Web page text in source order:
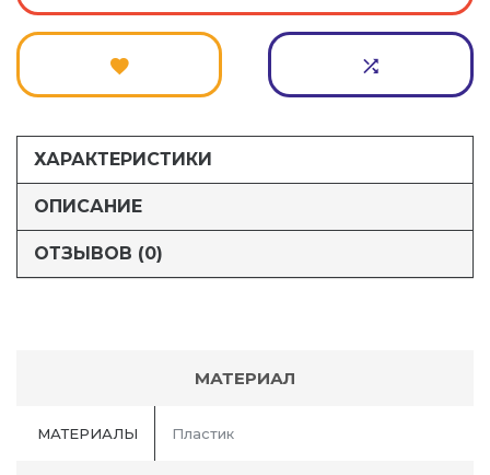
ХАРАКТЕРИСТИКИ
ОПИСАНИЕ
ОТЗЫВОВ (0)
МАТЕРИАЛ
МАТЕРИАЛЫ Пластик